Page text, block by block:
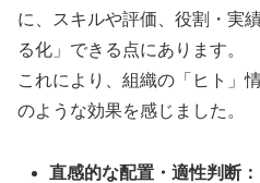
に、スキルや評価、役割・実
る化」できる点にあります。
これにより、組織の「ヒト」
のような効果を感じました。
直感的な配置・適性判断：